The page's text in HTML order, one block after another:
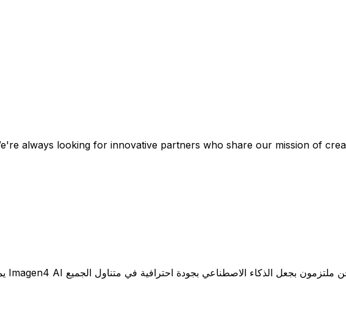
always looking for innovative partners who share our mission of